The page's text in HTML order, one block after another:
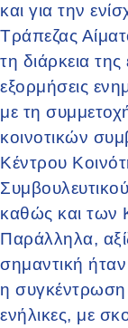
και για την
Τράπεζας
τη διάρκεια
εξορμήσεις
με τη
κοινοτικών
Κέντρου
καθώς και
Παράλληλα,
σημαντική
η συγκέντρωση
ενήλικες, με